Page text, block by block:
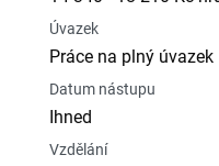
Úvazek
Práce na plný úvazek
Datum nástupu
Ihned
Vzdělání